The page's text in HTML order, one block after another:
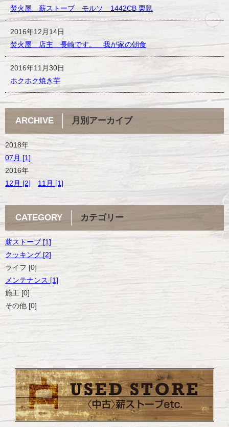
焚火屋 薪ストーブ モルソ 1442CB 栗鼠
2016年12月14日
焚火屋 店主 長崎です。 我が家の朝食
2016年11月30日
ホクホク焼き芋
ARCHIVE 月別アーカイブ
2018年
07月 [1]
2016年
12月 [2]
11月 [1]
CATEGORY カテゴリー
薪ストーブ [1]
クッキング [2]
ライフ [0]
メンテナンス [1]
施工 [0]
その他 [0]